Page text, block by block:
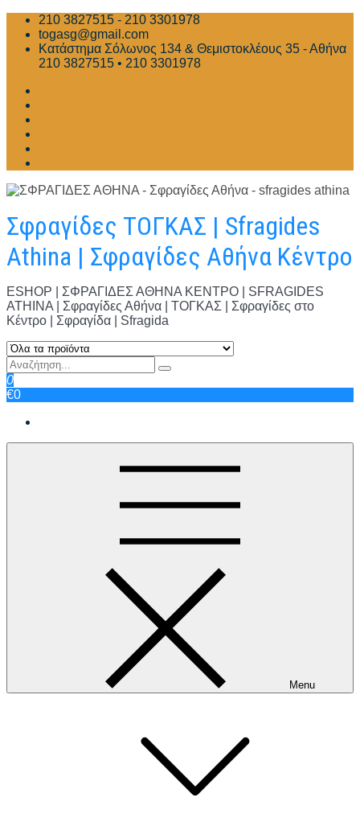
Skip
content
210 3827515 - 210 3301978
togasg@gmail.com
Κατάστημα Σόλωνος 134 & Θεμιστοκλέους 35 - Αθήνα
210 3827515 • 210 3301978
Σφραγίδες ΤΟΓΚΑΣ | Sfragides
Athina | Σφραγίδες Αθήνα Κέντρο
ESHOP | ΣΦΡΑΓΙΔΕΣ ΑΘΗΝΑ ΚΕΝΤΡΟ | SFRAGIDES
ATHINA | Σφραγίδες Αθήνα | ΤΟΓΚΑΣ | Σφραγίδες στο
Κέντρο | Σφραγίδα | Sfragida
0
€0
Menu